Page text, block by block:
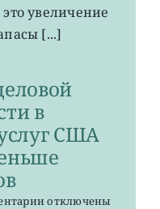
увеличение
[...]
в
США
котключены